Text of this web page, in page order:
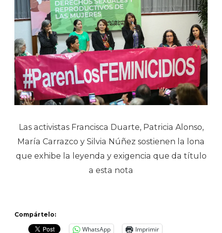
Las activistas Francisca Duarte, Patricia Alonso,
María Carrazco y Silvia Núñez sostienen la lona
que exhibe la leyenda y exigencia que da título
a esta nota
Compártelo:
WhatsApp
Imprimir